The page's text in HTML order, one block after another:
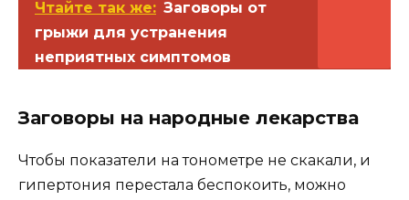
Чтайте так же: Заговоры от
грыжи для устранения
неприятных симптомов
Заговоры на народные лекарства
Чтобы показатели на тонометре не скакали, и
гипертония перестала беспокоить, можно